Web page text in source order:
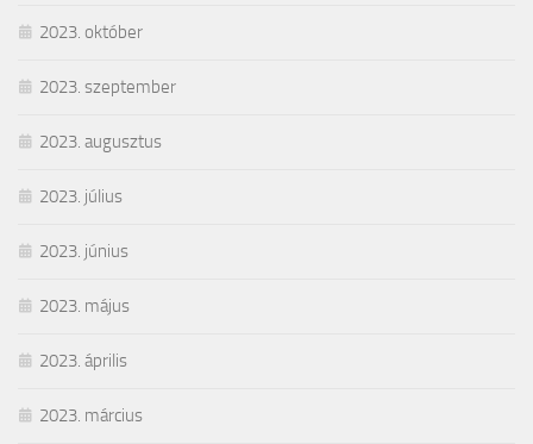
2023. október
2023. szeptember
2023. augusztus
2023. július
2023. június
2023. május
2023. április
2023. március